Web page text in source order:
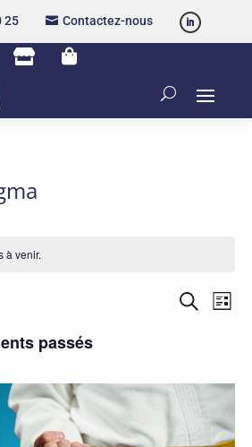
25  Contactez-nous
 
à venir.
vues
Recherche
de
Liste
passés